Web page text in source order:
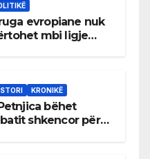
evropiane nuk
mbi ligje
KRONIKË
bëhet
shkencor për